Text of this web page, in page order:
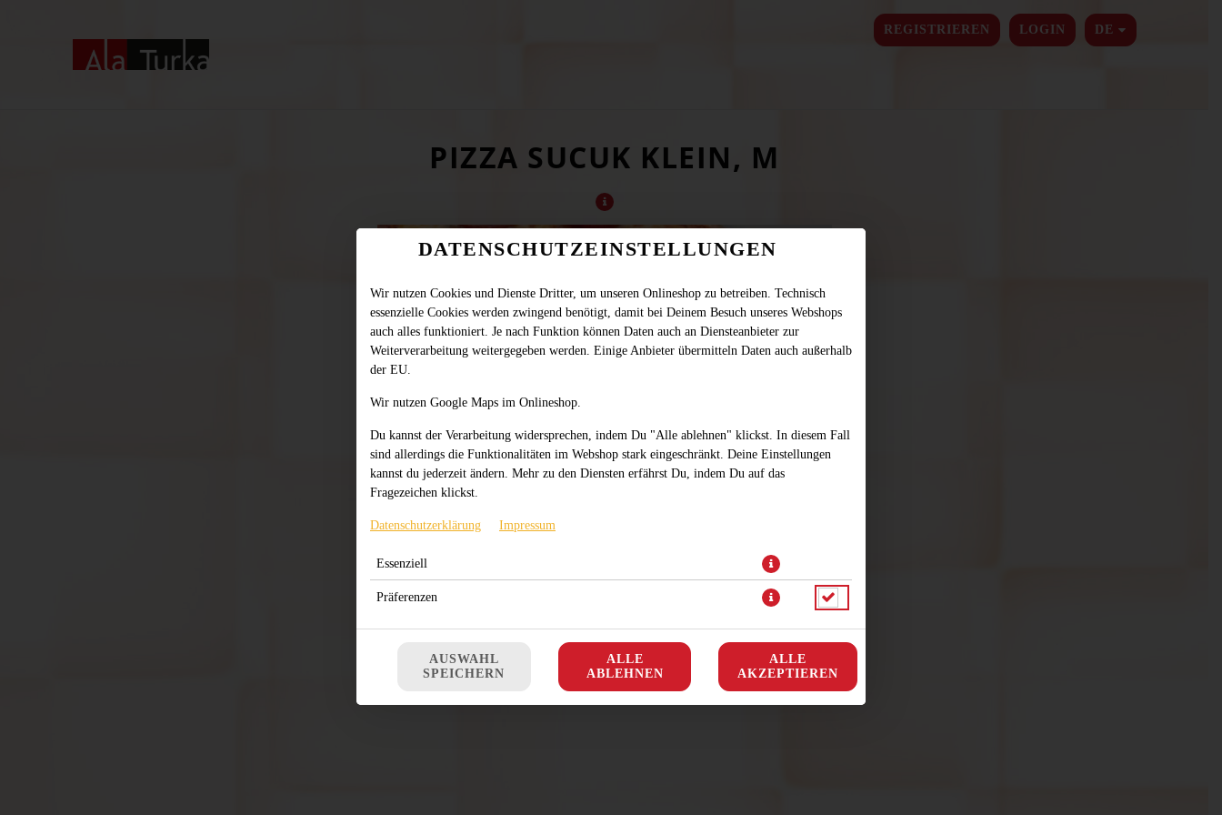
REGISTRIEREN LOGIN DE
SPRACHE
PIZZA SUCUK KLEIN, M
DATENSCHUTZEINSTELLUNGEN
Wir nutzen Cookies und Dienste Dritter, um unseren Onlineshop zu betreiben. Technisch
essenzielle Cookies werden zwingend benötigt, damit bei Deinem Besuch unseres Webshops
auch alles funktioniert. Je nach Funktion können Daten auch an Diensteanbieter zur
Weiterverarbeitung weitergegeben werden. Einige Anbieter übermitteln Daten auch außerhalb
der EU.
Wir nutzen Google Maps im Onlineshop.
Du kannst der Verarbeitung widersprechen, indem Du "Alle ablehnen" klickst. In diesem Fall
sind allerdings die Funktionalitäten im Webshop stark eingeschränkt. Deine Einstellungen
kannst du jederzeit ändern. Mehr zu den Diensten erfährst Du, indem Du auf das
Fragezeichen klickst.
Datenschutzerklärung Impressum
Essenziell
Präferenzen
AUSWAHL
SPEICHERN
ALLE
ABLEHNEN
ALLE
AKZEPTIEREN